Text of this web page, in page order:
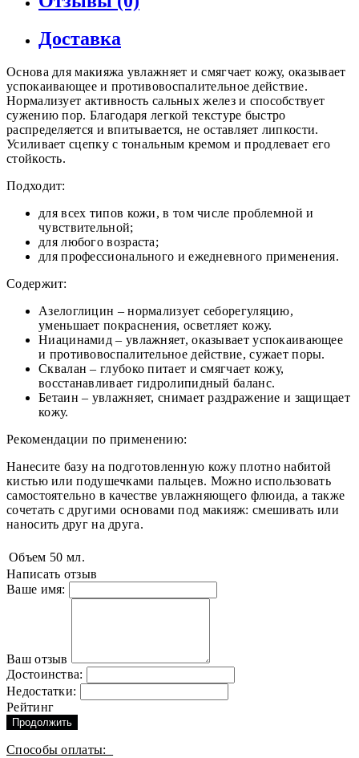
Доставка
Основа для макияжа увлажняет и смягчает кожу, оказывает
успокаивающее и противовоспалительное действие.
Нормализует активность сальных желез и способствует
сужению пор. Благодаря легкой текстуре быстро
распределяется и впитывается, не оставляет липкости.
Усиливает сцепку с тональным кремом и продлевает его
стойкость.
Подходит:
для всех типов кожи, в том числе проблемной и
чувствительной;
для любого возраста;
для профессионального и ежедневного применения.
Содержит:
Азелоглицин – нормализует себорегуляцию,
уменьшает покраснения, осветляет кожу.
Ниацинамид – увлажняет, оказывает успокаивающее
и противовоспалительное действие, сужает поры.
Сквалан – глубоко питает и смягчает кожу,
восстанавливает гидролипидный баланс.
Бетаин – увлажняет, снимает раздражение и защищает
кожу.
Рекомендации по применению:
Нанесите базу на подготовленную кожу плотно набитой
кистью или подушечками пальцев. Можно использовать
самостоятельно в качестве увлажняющего флюида, а также
сочетать с другими основами под макияж: смешивать или
наносить друг на друга.
Объем 50 мл.
Написать отзыв
Ваше имя:
Ваш отзыв
Достоинства:
Недостатки:
Рейтинг
Продолжить
Способы оплаты: